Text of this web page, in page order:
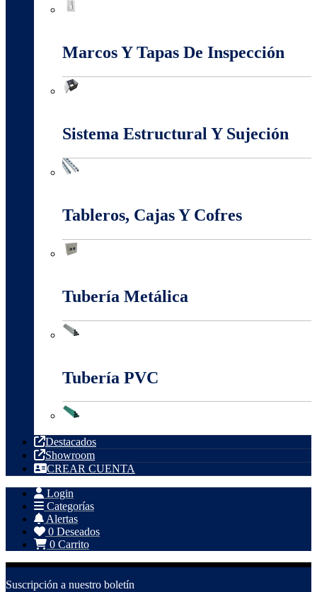
Marcos Y Tapas De Inspección
Sistema Estructural Y Sujeción
Tableros, Cajas Y Cofres
Tubería Metálica
Tubería PVC
Destacados
Showroom
CREAR CUENTA
Login
Categorías
Alertas
0 Deseados
0 Carrito
Suscripción a nuestro boletín